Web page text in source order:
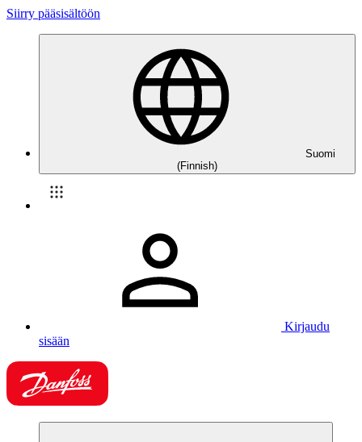
Siirry pääsisältöön
Suomi
(Finnish)
Kirjaudu
sisään